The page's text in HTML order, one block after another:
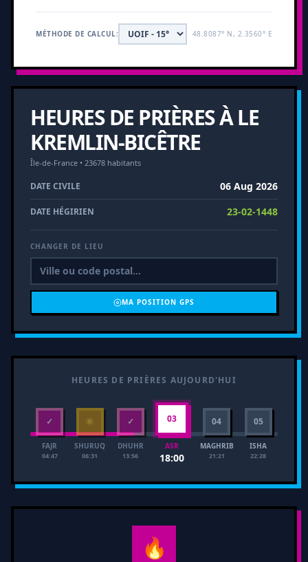
HEURES DE PRIÈRES À LE
KREMLIN-BICÊTRE
Île-de-France • 23678 habitants
DATE CIVILE 06 Aug 2026
DATE HÉGIRIEN 23-02-1448
CHANGER DE LIEU
MA POSITION GPS
MÉTHODE DE CALCUL: 48.8087° N, 2.3560° E
HEURES DE PRIÈRES AUJOURD'HUI
✓
FAJR
04:47
☀
SHURUQ
06:31
✓
DHUHR
13:56
03
ASR
18:00
04
MAGHRIB
21:21
05
ISHA
22:28
🔥